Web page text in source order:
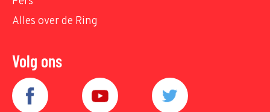
Alles over de Ring
Volg ons